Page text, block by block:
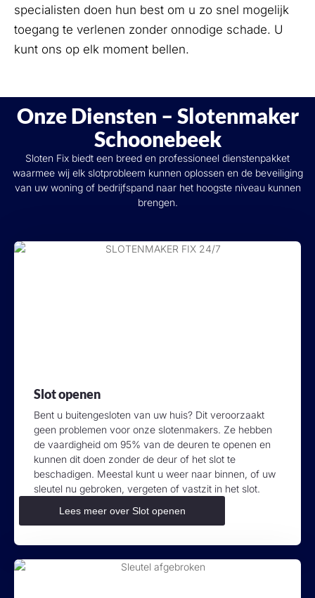
specialisten doen hun best om u zo snel mogelijk
toegang te verlenen zonder onnodige schade. U
kunt ons op elk moment bellen.
Onze Diensten – Slotenmaker
Schoonebeek
Sloten Fix biedt een breed en professioneel dienstenpakket
waarmee wij elk slotprobleem kunnen oplossen en de beveiliging
van uw woning of bedrijfspand naar het hoogste niveau kunnen
brengen.
Slot openen
Bent u buitengesloten van uw huis? Dit veroorzaakt
geen problemen voor onze slotenmakers. Ze hebben
de vaardigheid om 95% van de deuren te openen en
kunnen dit doen zonder de deur of het slot te
beschadigen. Meestal kunt u weer naar binnen, of uw
sleutel nu gebroken, vergeten of vastzit in het slot.
Lees meer over Slot openen